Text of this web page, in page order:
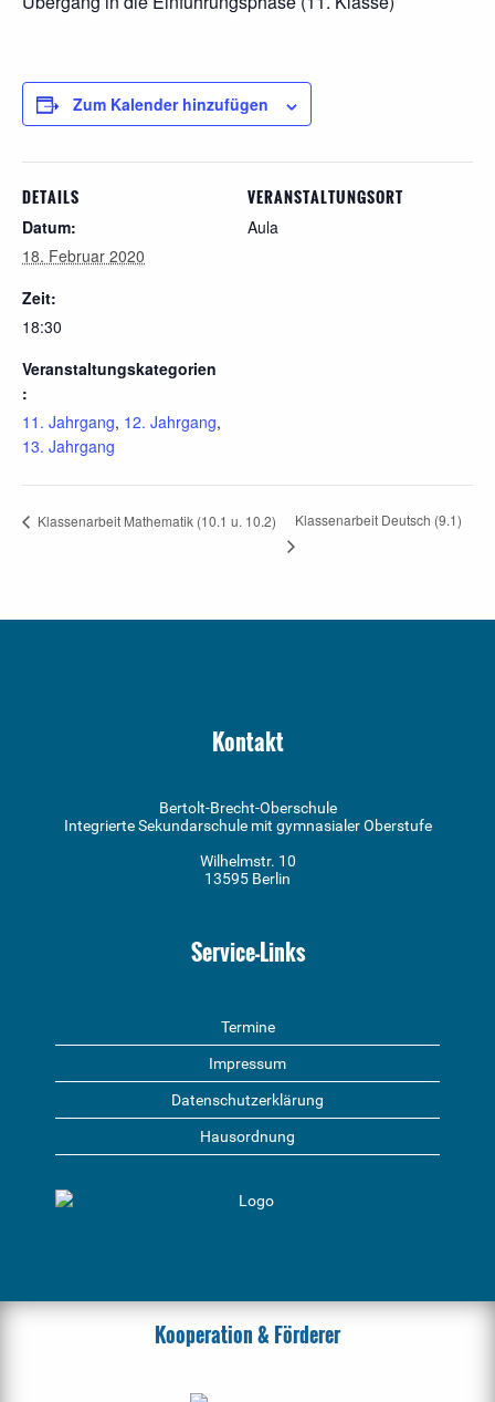
Zum Kalender hinzufügen
DETAILS
Datum:
18. Februar 2020
Zeit:
18:30
Veranstaltungskategorien
:
11. Jahrgang, 12. Jahrgang,
13. Jahrgang
VERANSTALTUNGSORT
Aula
Klassenarbeit Mathematik (10.1 u. 10.2) Klassenarbeit Deutsch (9.1)
Kontakt
Bertolt-Brecht-Oberschule
Integrierte Sekundarschule mit gymnasialer Oberstufe
Wilhelmstr. 10
13595 Berlin
Service-Links
Termine
Impressum
Datenschutzerklärung
Hausordnung
Kooperation & Förderer